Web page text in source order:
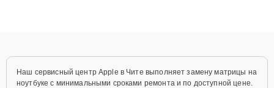
Наш сервисный центр Apple в Чите выполняет замену матрицы на
ноутбуке с минимальными сроками ремонта и по доступной цене.